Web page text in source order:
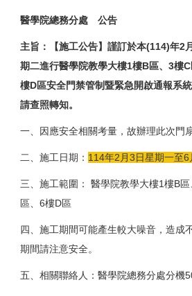
醫學院總務分處 公告
主旨：【施工公告】謹訂於本(114)年2
期二進行醫學院教學大樓1樓B區、3樓
樓D區安全門禁管制暨緊急開啟通報系
請查照轉知。
一、因應安全相關考量，故辦理此次門
二、施工日期： 114年2月3日星期一至6
三、施工範圍： 醫學院教學大樓1樓B
區、6樓D區
四、施工期間可能產生較大噪音，造成
期間請注意安全。
五、相關聯絡人：醫學院總務分處分機